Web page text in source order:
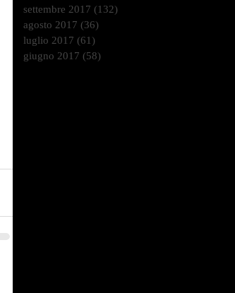
settembre 2017 (132)
agosto 2017 (36)
luglio 2017 (61)
giugno 2017 (58)